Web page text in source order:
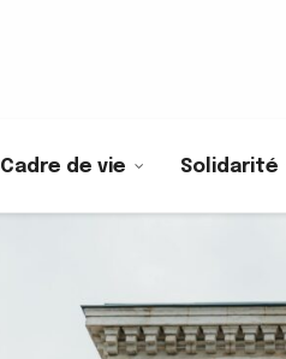
Cadre de vie Solidarité